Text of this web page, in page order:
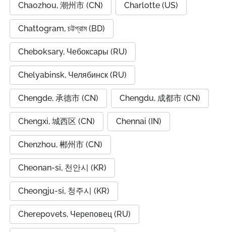
Chaozhou, 潮州市 (CN) Charlotte (US)
Chattogram, চট্টগ্রাম (BD)
Cheboksary, Чебоксары (RU)
Chelyabinsk, Челябинск (RU)
Chengde, 承德市 (CN) Chengdu, 成都市 (CN)
Chengxi, 城西区 (CN) Chennai (IN)
Chenzhou, 郴州市 (CN)
Cheonan-si, 천안시 (KR)
Cheongju-si, 청주시 (KR)
Cherepovets, Череповец (RU)